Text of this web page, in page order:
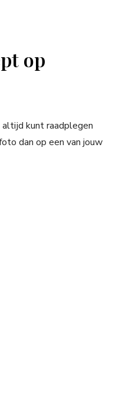
op
kunt raadplegen
dan op een van jouw